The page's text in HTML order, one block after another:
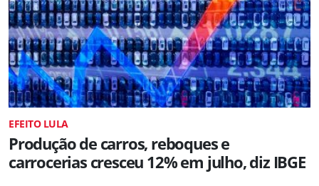
EFEITO LULA
Produção de carros, reboques e
carrocerias cresceu 12% em julho, diz IBGE